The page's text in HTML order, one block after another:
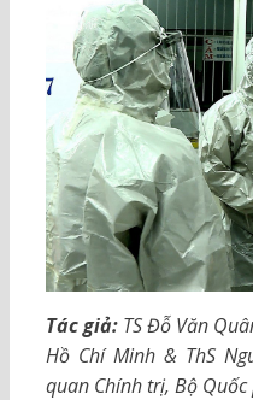
Tác giả:TS Đỗ Văn
Hồ Chí Minh & ThS
quan Chính trị, Bộ Quốc